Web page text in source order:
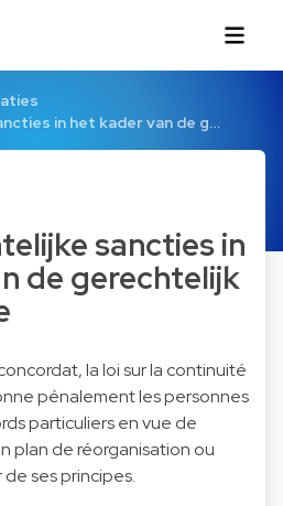
in het kader van de g…
sancties in
de gerechtelijk
la loi sur la continuité
pénalement les personnes
particuliers en vue de
plan de réorganisation ou
ses principes.